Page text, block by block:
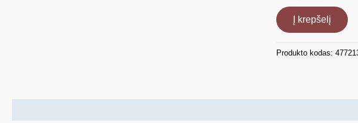
Cukraus
vatos
gaminimo
aparatas
Į krepšelį
Produkto kodas: